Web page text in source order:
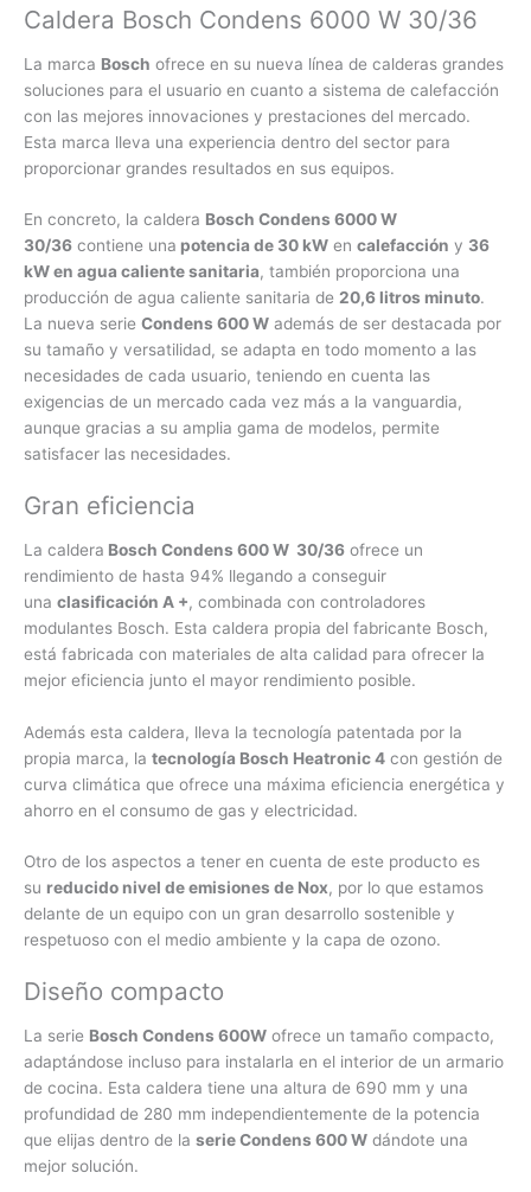
Caldera Bosch Condens 6000 W 30/36
La marca Bosch ofrece en su nueva línea de calderas grandes
soluciones para el usuario en cuanto a sistema de calefacción
con las mejores innovaciones y prestaciones del mercado.
Esta marca lleva una experiencia dentro del sector para
proporcionar grandes resultados en sus equipos.
En concreto, la caldera Bosch Condens 6000 W
30/36 contiene una potencia de 30 kW en calefacción y 36
kW en agua caliente sanitaria, también proporciona una
producción de agua caliente sanitaria de 20,6 litros minuto.
La nueva serie Condens 600 W además de ser destacada por
su tamaño y versatilidad, se adapta en todo momento a las
necesidades de cada usuario, teniendo en cuenta las
exigencias de un mercado cada vez más a la vanguardia,
aunque gracias a su amplia gama de modelos, permite
satisfacer las necesidades.
Gran eficiencia
La caldera Bosch Condens 600 W 30/36 ofrece un
rendimiento de hasta 94% llegando a conseguir
una clasificación A +, combinada con controladores
modulantes Bosch. Esta caldera propia del fabricante Bosch,
está fabricada con materiales de alta calidad para ofrecer la
mejor eficiencia junto el mayor rendimiento posible.
Además esta caldera, lleva la tecnología patentada por la
propia marca, la tecnología Bosch Heatronic 4 con gestión de
curva climática que ofrece una máxima eficiencia energética y
ahorro en el consumo de gas y electricidad.
Otro de los aspectos a tener en cuenta de este producto es
su reducido nivel de emisiones de Nox, por lo que estamos
delante de un equipo con un gran desarrollo sostenible y
respetuoso con el medio ambiente y la capa de ozono.
Diseño compacto
La serie Bosch Condens 600W ofrece un tamaño compacto,
adaptándose incluso para instalarla en el interior de un armario
de cocina. Esta caldera tiene una altura de 690 mm y una
profundidad de 280 mm independientemente de la potencia
que elijas dentro de la serie Condens 600 W dándote una
mejor solución.